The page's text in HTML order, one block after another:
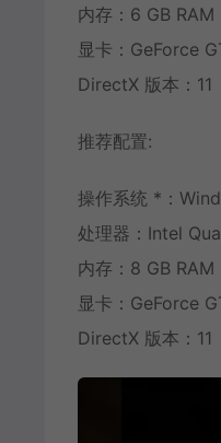
内存：6 GB RAM
显卡：GeForce
DirectX 版本：11
推荐配置:
操作系统 *：
处理器：Intel
内存：8 GB RAM
显卡：GeForce
DirectX 版本：11